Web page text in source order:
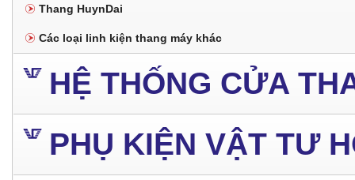
Thang HuynDai
Các loại linh kiện thang máy khác
HỆ THỐNG CỬA
PHỤ KIỆN VẬT TƯ